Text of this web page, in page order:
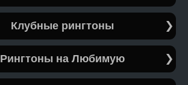
Клубные рингтоны
Рингтоны на Любимую